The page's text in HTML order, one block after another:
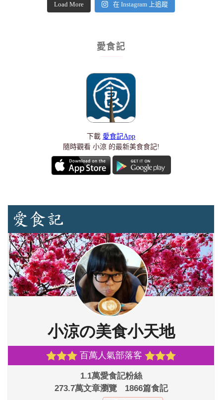
Load More 在 Instagram 上追蹤
愛食記
下載 愛食記App
隨時觀看 小涼 的最新美食食記!